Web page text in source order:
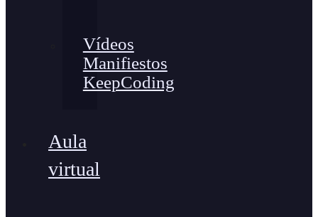
Vídeos
Manifiestos
KeepCoding
Aula
virtual